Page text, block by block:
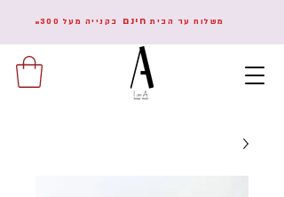
משלוח עד הבית חינם בקנייה מעל ₪300